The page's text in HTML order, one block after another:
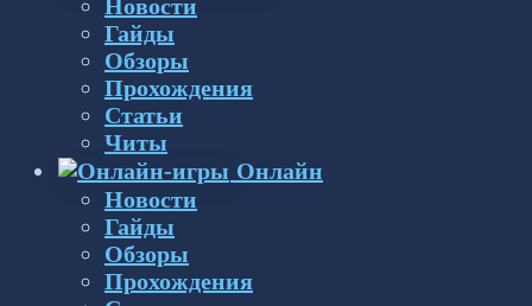
Новости
Гайды
Обзоры
Прохождения
Статьи
Читы
Онлайн
Новости
Гайды
Обзоры
Прохождения